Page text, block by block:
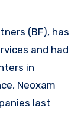
(BF), has
and had
in
Neoxam
last